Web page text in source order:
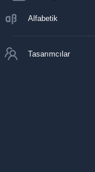
Alfabetik
Tasarımcılar